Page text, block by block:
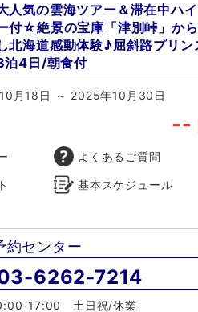
人気の雲海ツアー＆滞在中ハ
付☆絶景の宝庫「津別峠」か
北海道感動体験♪屈斜路プリン
泊4日/朝食付
月18日 ～ 2025年10月30日
--
よくあるご質問
基本スケジュール
約センター
6262-7214
17:00 土日祝/休業